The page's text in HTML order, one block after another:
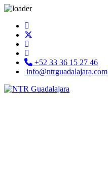
+52 33 36 15 27 46
info@ntrguadalajara.com